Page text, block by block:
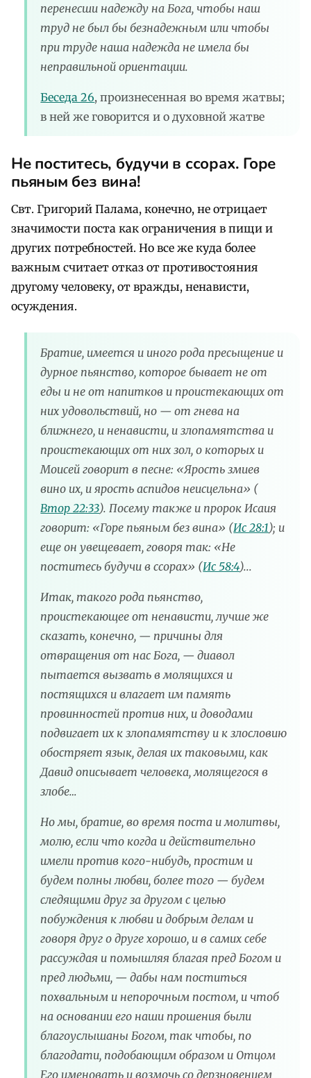
перенесши надежду на Бога, чтобы наш
труд не был бы безнадежным или чтобы
при труде наша надежда не имела бы
неправильной ориентации.
Беседа 26, произнесенная во время жатвы;
в ней же говорится и о духовной жатве
Не поститесь, будучи в ссорах. Горе
пьяным без вина!
Свт. Григорий Палама, конечно, не отрицает
значимости поста как ограничения в пищи и
других потребностей. Но все же куда более
важным считает отказ от противостояния
другому человеку, от вражды, ненависти,
осуждения.
Братие, имеется и иного рода пресыщение и
дурное пьянство, которое бывает не от
еды и не от напитков и проистекающих от
них удовольствий, но — от гнева на
ближнего, и ненависти, и злопамятства и
проистекающих от них зол, о которых и
Моисей говорит в песне: «Ярость змиев
вино их, и ярость аспидов неисцельна» (
Втор 22:33). Посему также и пророк Исаия
говорит: «Горе пьяным без вина» (Ис 28:1); и
еще он увещевает, говоря так: «Не
поститесь будучи в ссорах» (Ис 58:4)...
Итак, такого рода пьянство,
проистекающее от ненависти, лучше же
сказать, конечно, — причины для
отвращения от нас Бога, — диавол
пытается вызвать в молящихся и
постящихся и влагает им память
провинностей против них, и доводами
подвигает их к злопамятству и к злословию
обостряет язык, делая их таковыми, как
Давид описывает человека, молящегося в
злобе…
Но мы, братие, во время поста и молитвы,
молю, если что когда и действительно
имели против кого-нибудь, простим и
будем полны любви, более того — будем
следящими друг за другом с целью
побуждения к любви и добрым делам и
говоря друг о друге хорошо, и в самих себе
рассуждая и помышляя благая пред Богом и
пред людьми, — дабы нам поститься
похвальным и непорочным постом, и чтоб
на основании его наши прошения были
благоуслышаны Богом, так чтобы, по
благодати, подобающим образом и Отцом
Его именовать и возмочь со дерзновением